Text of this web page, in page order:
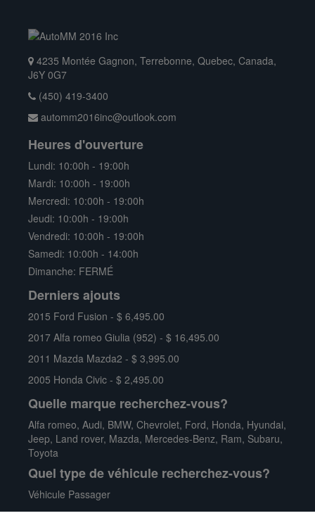
2017
HYUNDAIACCENT SE
45,357 Km
1.6L 4 Cyl. DOHC
GDI: Gasoline Direct
Injection - GAMMA
Hayon
4235 Montée Gagnon, Terrebonne, Quebec, Canada,
J6Y 0G7
(450) 419-3400
automm2016inc@outlook.com
Heures d'ouverture
Lundi: 10:00h - 19:00h
Mardi: 10:00h - 19:00h
Mercredi: 10:00h - 19:00h
Jeudi: 10:00h - 19:00h
Vendredi: 10:00h - 19:00h
Samedi: 10:00h - 14:00h
Dimanche: FERMÉ
Derniers ajouts
2015 Ford Fusion - $ 6,495.00
2017 Alfa romeo Giulia (952) - $ 16,495.00
2011 Mazda Mazda2 - $ 3,995.00
2005 Honda Civic - $ 2,495.00
Quelle marque recherchez-vous?
Alfa romeo, Audi, BMW, Chevrolet, Ford, Honda, Hyundai,
Jeep, Land rover, Mazda, Mercedes-Benz, Ram, Subaru,
Toyota
Quel type de véhicule recherchez-vous?
Véhicule Passager